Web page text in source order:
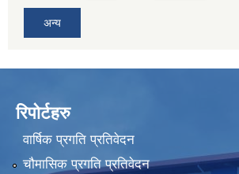
अन्य
रिपोर्टहरु
वार्षिक प्रगति प्रतिवेदन
चौमासिक प्रगति प्रतिवेदन